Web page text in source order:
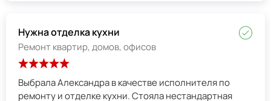
Нужна отделка кухни
Ремонт квартир, домов, офисов
Выбрала Александра в качестве исполнителя по
ремонту и отделке кухни. Стояла нестандартная